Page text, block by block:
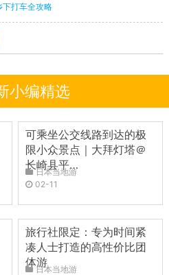
下打车全攻略
小编精选
可乘坐公交线路到达的极
限小众景点｜大拜灯塔＠
长崎县平…
日本当地游
02-11
旅行社限定：专为时间紧
凑人士打造的高性价比团
体游
日本当地游